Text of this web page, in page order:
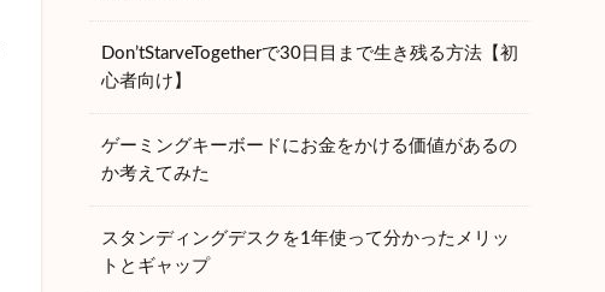
Don’tStarveTogetherで30日目まで生き残る方法【初
心者向け】
ゲーミングキーボードにお金をかける価値があるの
か考えてみた
スタンディングデスクを1年使って分かったメリッ
トとギャップ